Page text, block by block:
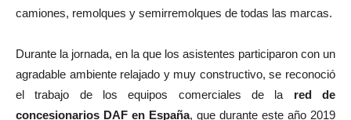
camiones, remolques y semirremolques de todas las marcas.
Durante la jornada, en la que los asistentes participaron con un
agradable ambiente relajado y muy constructivo, se reconoció
el trabajo de los equipos comerciales de la red de
concesionarios DAF en España, que durante este año 2019